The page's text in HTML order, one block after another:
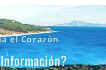
el Corazón